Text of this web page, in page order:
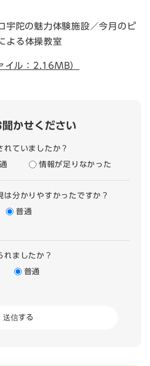
宇陀の魅力体験施設／今月のピ
よる体操教室
イル：2.16MB）
かせください
れていましたか？
情報が足りなかった
分かりやすかったですか？
普通
れましたか？
普通